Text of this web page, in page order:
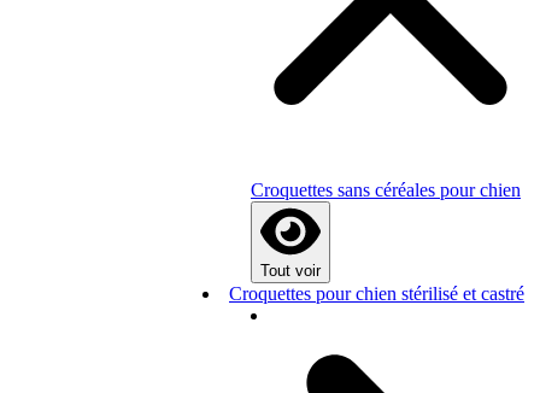
Croquettes sans céréales pour chien
Tout voir
Croquettes pour chien stérilisé et castré